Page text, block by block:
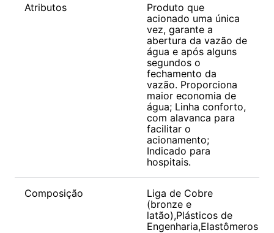
Atributos
Produto que
acionado uma única
vez, garante a
abertura da vazão de
água e após alguns
segundos o
fechamento da
vazão. Proporciona
maior economia de
água; Linha conforto,
com alavanca para
facilitar o
acionamento;
Indicado para
hospitais.
Composição
Liga de Cobre
(bronze e
latão),Plásticos de
Engenharia,Elastômeros